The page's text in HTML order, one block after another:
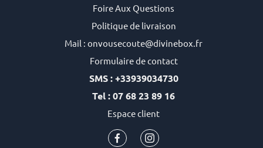
Foire Aux Questions
Politique de livraison
Mail : onvousecoute@divinebox.fr
Formulaire de contact
SMS : +33939034730
Tel : 07 68 23 89 16
Espace client